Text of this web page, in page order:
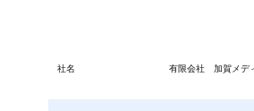
社名 有限会社 加賀メデ